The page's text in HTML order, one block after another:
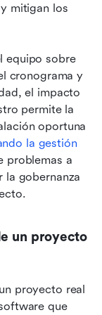
mitigan los
equipo sobre
cronograma y
el impacto
permite la
oportuna
la gestión
problemas a
la gobernanza
un proyecto
proyecto real
que